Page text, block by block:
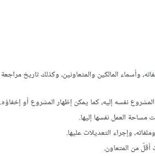
وأسماء المالكين والمتعاونين، وكذلك تاريخ مراجعة
نفسه إليه، كما يمكن إظهار المشروع أو إخفاؤه.
العمل نفسها إليها.
وإجراء التعديلات عليها.
من المتعاون.